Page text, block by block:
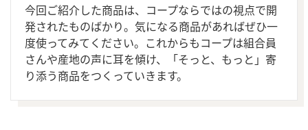
今回ご紹介した商品は、コープならではの視点で開
発されたものばかり。気になる商品があればぜひ一
度使ってみてください。これからもコープは組合員
さんや産地の声に耳を傾け、「そっと、もっと」寄
り添う商品をつくっていきます。